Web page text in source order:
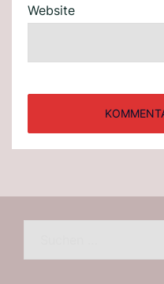
Website